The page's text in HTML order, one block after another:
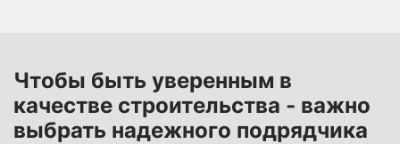
Чтобы быть уверенным в
качестве строительства - важно
выбрать надежного подрядчика